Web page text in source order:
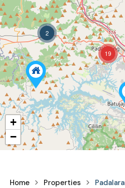
2
19
+
−
Home Properties